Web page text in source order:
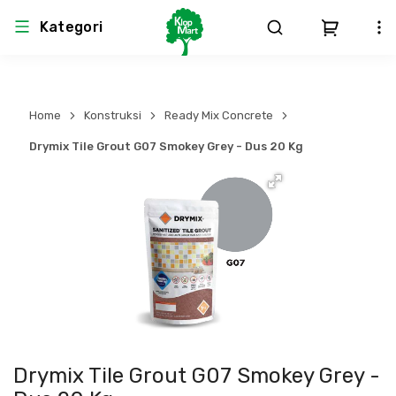
Kategori
Atap & Rangka
Dinding
Pintu, Jendela & Perlengkapan
Cat dan Pelapis Dinding
Lantai
Produk Teknikal & Kimia
Perlengkapan
Bekisting
Besi Beton & Wiremesh
Beton
Sistem Pengudaraan
Sistem Elektro
Sistem Penanggulangan Kebakaran
Sistem Pemipaan
Peralatan Elektronik
Peralatan Utama
Home Konstruksi Ready Mix Concrete
Drymix Tile Grout G07 Smokey Grey - Dus 20 Kg
Drymix Tile Grout G07 Smokey Grey -